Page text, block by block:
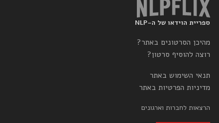
ספריית הוידאו של ה-NLP
מהיכן הסרטונים באתר?
רוצה להוסיף סרטון?
תנאי השימוש באתר
מדיניות הפרטיות באתר
הרצאות לחברות וארגונים